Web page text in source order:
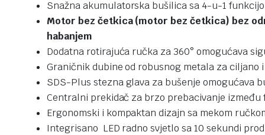
Snažna akumulatorska bušilica sa 4-u-1
Motor bez četkica (motor bez četkica) bez
habanjem
Dodatna rotirajuća ručka za 360° omogućava
Graničnik dubine od robusnog metala za ciljano
SDS-Plus stezna glava za bušenje omogućava
Centralni prekidač za brzo prebacivanje između
Ergonomski i kompaktan dizajn sa mekom
Integrisano LED radno svjetlo sa 10 sekundi